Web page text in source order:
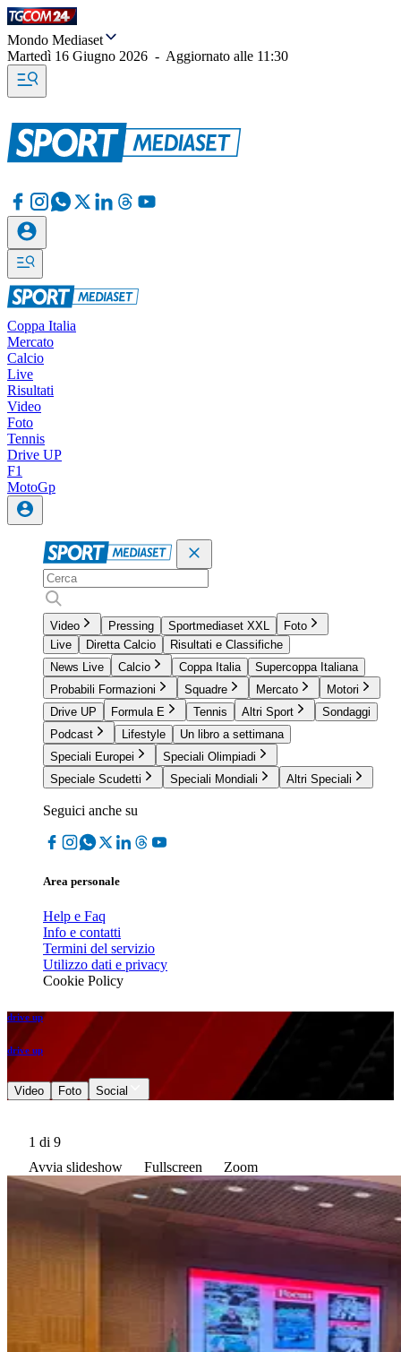
Mondo Mediaset
Martedì 16 Giugno 2026 - Aggiornato alle 11:30
Coppa Italia
Mercato
Calcio
Live
Risultati
Video
Foto
Tennis
Drive UP
F1
MotoGp
Video Pressing Sportmediaset XXL
Foto
Live
Diretta Calcio
Risultati e Classifiche
News Live
Calcio Coppa Italia
Supercoppa Italiana
Probabili Formazioni
Squadre Mercato
Motori
Drive UP
Formula E Tennis Altri Sport
Sondaggi
Podcast
Lifestyle
Un libro a settimana
Speciali Europei
Speciali Olimpiadi
Speciale Scudetti
Speciali Mondiali Altri Speciali
Seguici anche su
Area personale
Help e Faq
Info e contatti
Termini del servizio
Utilizzo dati e privacy
Cookie Policy
drive up
drive up
Video Foto Social
1 di 9
Avvia slideshow
Fullscreen Zoom